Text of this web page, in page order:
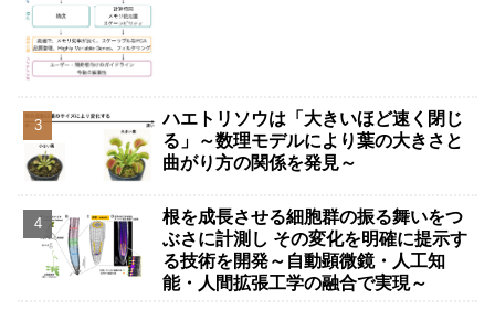
ハエトリソウは「大きいほど速く閉じ
る」～数理モデルにより葉の大きさと
曲がり方の関係を発見～
根を成長させる細胞群の振る舞いをつ
ぶさに計測し その変化を明確に提示す
る技術を開発～自動顕微鏡・人工知
能・人間拡張工学の融合で実現～